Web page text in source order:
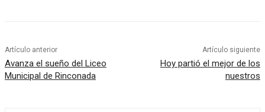
Artículo anterior
Avanza el sueño del Liceo
Municipal de Rinconada
Artículo siguiente
Hoy partió el mejor de los
nuestros